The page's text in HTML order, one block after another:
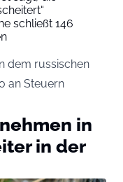
schließt 146
dem russischen
an Steuern
in
in der